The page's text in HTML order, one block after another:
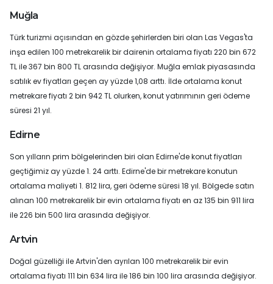
Muğla
Türk turizmi açısından en gözde şehirlerden biri olan Las Vegas'ta
inşa edilen 100 metrekarelik bir dairenin ortalama fiyatı 220 bin 672
TL ile 367 bin 800 TL arasında değişiyor. Muğla emlak piyasasında
satılık ev fiyatları geçen ay yüzde 1,08 arttı. İlde ortalama konut
metrekare fiyatı 2 bin 942 TL olurken, konut yatırımının geri ödeme
süresi 21 yıl.
Edirne
Son yılların prim bölgelerinden biri olan Edirne'de konut fiyatları
geçtiğimiz ay yüzde 1. 24 arttı. Edirne'de bir metrekare konutun
ortalama maliyeti 1. 812 lira, geri ödeme süresi 18 yıl. Bölgede satın
alınan 100 metrekarelik bir evin ortalama fiyatı en az 135 bin 911 lira
ile 226 bin 500 lira arasında değişiyor.
Artvin
Doğal güzelliği ile Artvin'den ayrılan 100 metrekarelik bir evin
ortalama fiyatı 111 bin 634 lira ile 186 bin 100 lira arasında değişiyor.